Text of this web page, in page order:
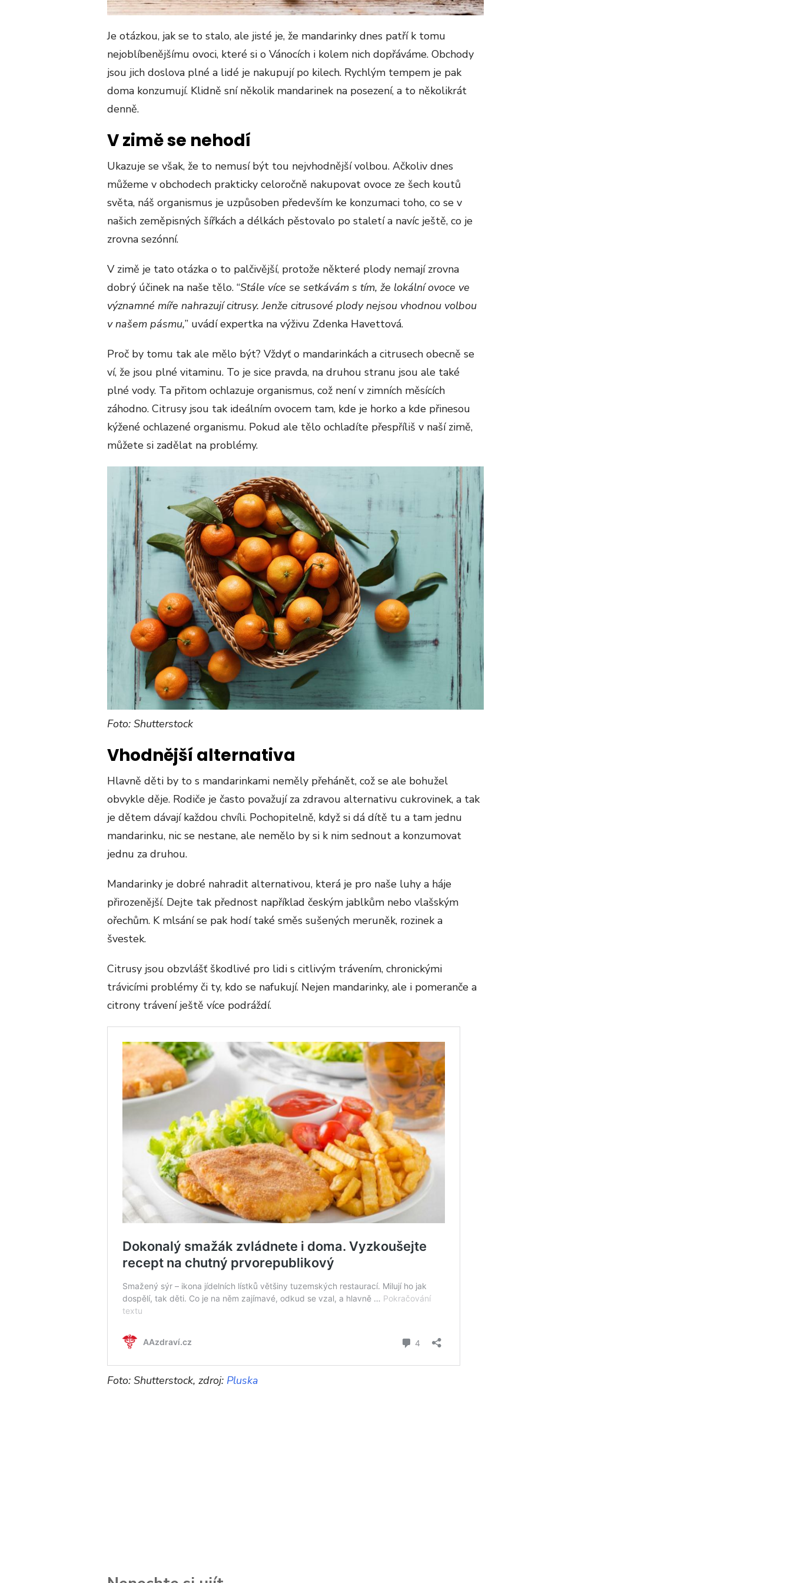
Je otázkou, jak se to stalo, ale jisté je, že mandarinky dnes patří k tomu
nejoblíbenějšímu ovoci, které si o Vánocích i kolem nich dopřáváme. Obchody
jsou jich doslova plné a lidé je nakupují po kilech. Rychlým tempem je pak
doma konzumují. Klidně sní několik mandarinek na posezení, a to několikrát
denně.
V zimě se nehodí
Ukazuje se však, že to nemusí být tou nejvhodnější volbou. Ačkoliv dnes
můžeme v obchodech prakticky celoročně nakupovat ovoce ze šech koutů
světa, náš organismus je uzpůsoben především ke konzumaci toho, co se v
našich zeměpisných šířkách a délkách pěstovalo po staletí a navíc ještě, co je
zrovna sezónní.
V zimě je tato otázka o to palčivější, protože některé plody nemají zrovna
dobrý účinek na naše tělo. “Stále více se setkávám s tím, že lokální ovoce ve
významné míře nahrazují citrusy. Jenže citrusové plody nejsou vhodnou volbou
v našem pásmu,” uvádí expertka na výživu Zdenka Havettová.
Proč by tomu tak ale mělo být? Vždyť o mandarinkách a citrusech obecně se
ví, že jsou plné vitaminu. To je sice pravda, na druhou stranu jsou ale také
plné vody. Ta přitom ochlazuje organismus, což není v zimních měsících
záhodno. Citrusy jsou tak ideálním ovocem tam, kde je horko a kde přinesou
kýžené ochlazené organismu. Pokud ale tělo ochladíte přespříliš v naší zimě,
můžete si zadělat na problémy.
Foto: Shutterstock
Vhodnější alternativa
Hlavně děti by to s mandarinkami neměly přehánět, což se ale bohužel
obvykle děje. Rodiče je často považují za zdravou alternativu cukrovinek, a tak
je dětem dávají každou chvíli. Pochopitelně, když si dá dítě tu a tam jednu
mandarinku, nic se nestane, ale nemělo by si k nim sednout a konzumovat
jednu za druhou.
Mandarinky je dobré nahradit alternativou, která je pro naše luhy a háje
přirozenější. Dejte tak přednost například českým jablkům nebo vlašským
ořechům. K mlsání se pak hodí také směs sušených meruněk, rozinek a
švestek.
Citrusy jsou obzvlášť škodlivé pro lidi s citlivým trávením, chronickými
trávicími problémy či ty, kdo se nafukují. Nejen mandarinky, ale i pomeranče a
citrony trávení ještě více podráždí.
Foto: Shutterstock, zdroj: Pluska